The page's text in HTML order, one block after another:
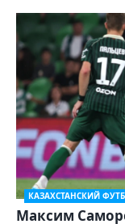
КАЗАХСТАНСКИЙ
Максим